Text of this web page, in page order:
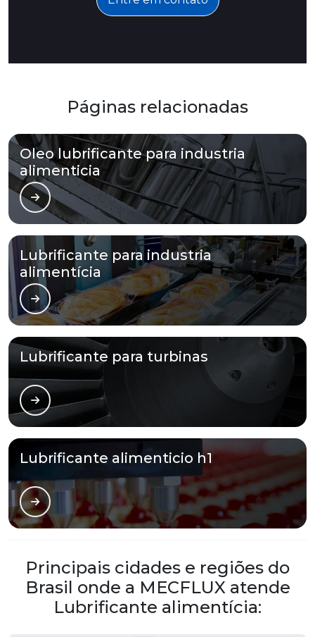
Páginas relacionadas
Oleo lubrificante para industria
alimenticia
Lubrificante para industria
alimentícia
Lubrificante para turbinas
Lubrificante alimenticio h1
Principais cidades e regiões do
Brasil onde a MECFLUX atende
Lubrificante alimentícia: